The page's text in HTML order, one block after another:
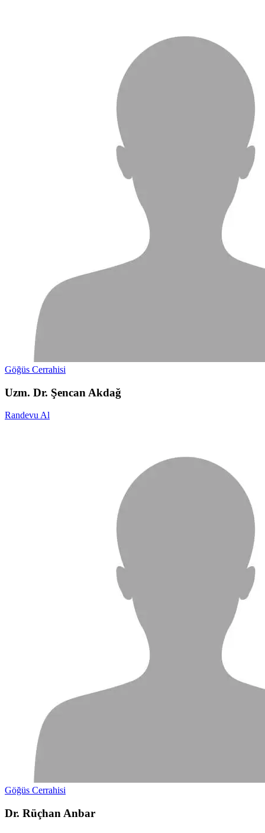
Göğüs Cerrahisi
Uzm. Dr. Şencan Akdağ
Randevu Al
Göğüs Cerrahisi
Dr. Rüçhan Anbar